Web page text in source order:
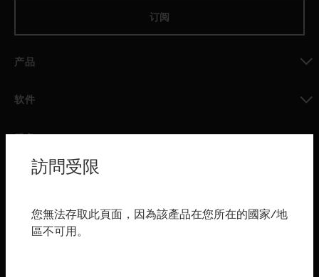
订阅
产品
软件
服务
toggle view
行业
购买渠道
toggle view
訪問受限
您無法存取此頁面，因為該產品在您所在的國家/地
區不可用。